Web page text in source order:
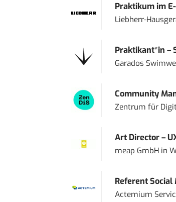
Praktikum im
Liebherr-
Praktikant*in –
Garados
Community
Zentrum für
Art Director –
meap GmbHin
Referent
Actemium